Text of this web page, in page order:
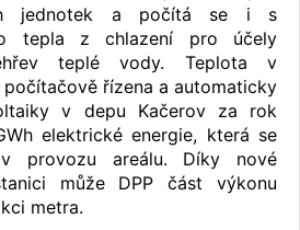
jednotek a počítá se i s
tepla z chlazení pro účely
teplé vody. Teplota v
řízena a automaticky
v depu Kačerov za rok
elektrické energie, která se
provozu areálu. Díky nové
může DPP část výkonu
metra.